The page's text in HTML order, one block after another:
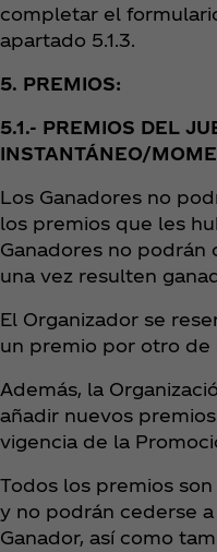
completar el
apartado 5.1.3.
5. PREMIOS:
5.1.- PREMIOS DEL
INSTANTÁNEO/
Los Ganadores no
los premios que les
Ganadores no
una vez resulten
El Organizador se
un premio por otro de
Además, la
añadir nuevos
vigencia de la
Todos los premios
y no podrán cederse
Ganador, así como